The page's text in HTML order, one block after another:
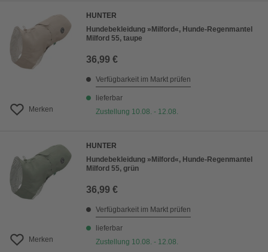
Merken
HUNTER
Hundebekleidung »Milford«, Hunde-Regenmantel
Milford 55, taupe
36,99 €
Verfügbarkeit im Markt prüfen
lieferbar
Zustellung 10.08. - 12.08.
Merken
HUNTER
Hundebekleidung »Milford«, Hunde-Regenmantel
Milford 55, grün
36,99 €
Verfügbarkeit im Markt prüfen
lieferbar
Zustellung 10.08. - 12.08.